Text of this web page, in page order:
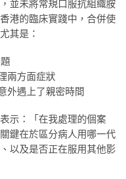
並未將常規口服抗組織胺
港的臨床實踐中，合併使
其是：
兩方面症狀
外遇上了親密時間
示：「在我處理的個案
鍵在於區分病人用哪一代
以及是否正在服用其他影